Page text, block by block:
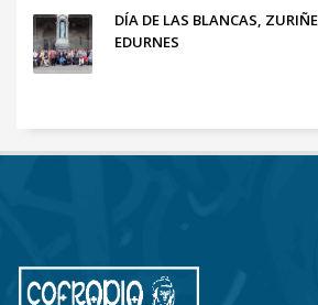
DÍA DE LAS BLANCAS,
EDURNES